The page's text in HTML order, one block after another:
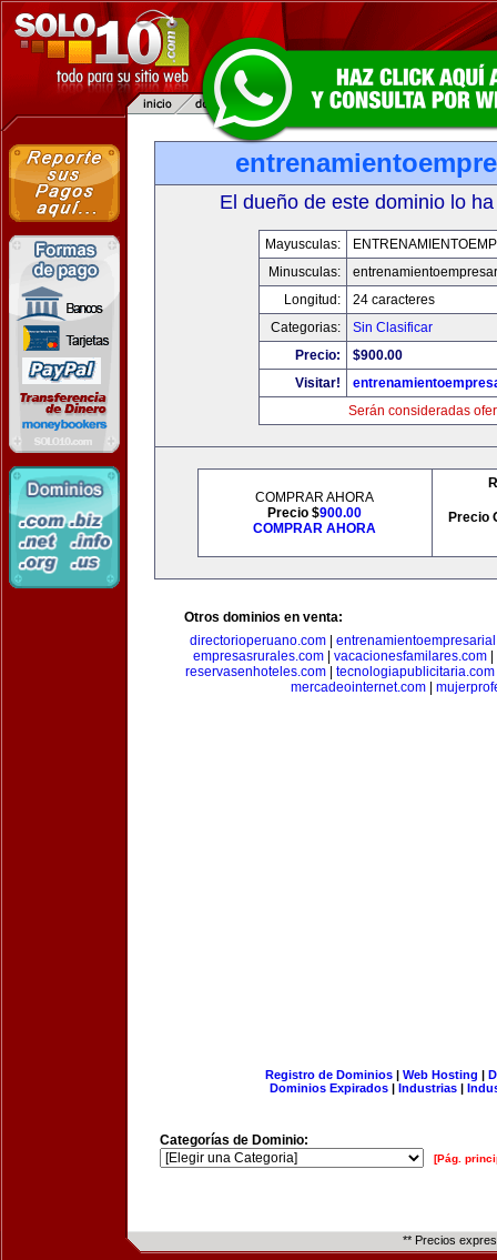
El dueño de este dominio lo
Mayusculas:
Minusculas:
Longitud:
24 caracteres
Categorias:
Sin Clasificar
Precio:
$900.00
Visitar!
Serán consideradas
COMPRAR AHORA
Precio $900.00
COMPRAR AHORA
Precio
Otros dominios en venta:
directorioperuano.com|
empresasrurales.com| vacacionesfamilares.com|
reservasenhoteles.com
tecnologiapublicitaria.com
mercadeointernet.com|
Registro de Dominios| Web Hosting |
Dominios Expirados | Industrias |
Categorías de Dominio:
[Pág.
** Precios